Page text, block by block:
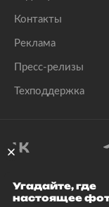
Контакты
Реклама
Пресс-релизы
Техподдержка
©
Угадайте, где
настоящее